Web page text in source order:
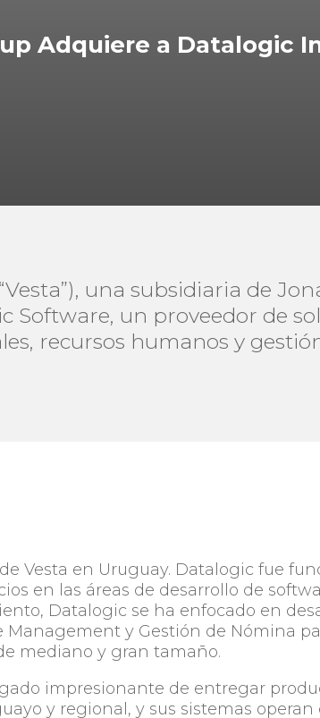
Adquiere a Datalogic
una subsidiaria de
Software, un proveedor de
recursos humanos y
Vesta en Uruguay. Datalogic fue
en las áreas de desarrollo de
Datalogic se ha enfocado en
Management y Gestión de Nómina
mediano y gran tamaño.
impresionante de entregar
y regional, y sus sistemas